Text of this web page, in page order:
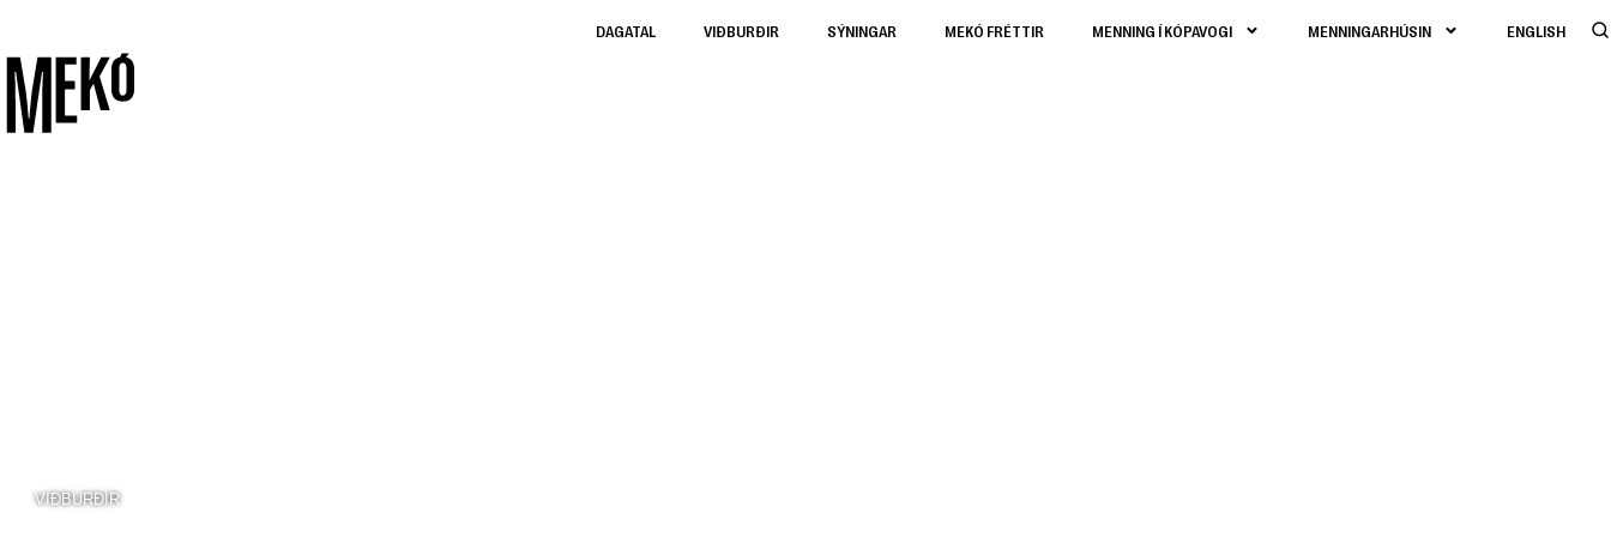
DAGATAL VIÐBURÐIR SÝNINGAR MEKÓ FRÉTTIR MENNING Í KÓPAVOGI MENNINGARHÚSIN ENGLISH
VIÐBURÐIR